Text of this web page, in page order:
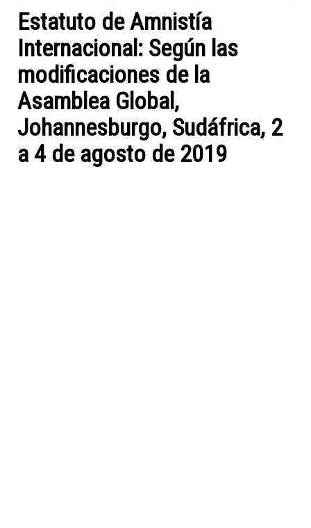
Estatuto de Amnistía
Internacional: Según las
modificaciones de la
Asamblea Global,
Johannesburgo, Sudáfrica, 2
a 4 de agosto de 2019